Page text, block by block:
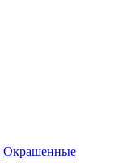
Окрашенные